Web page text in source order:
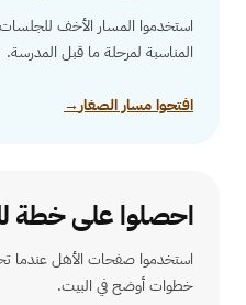
استخدموا المسار الأخف للجلسات
المناسبة لمرحلة ما قبل المدرسة.
افتحوا مسار الصغار →
احصلوا على خطة
استخدموا صفحات الأهل عندما
خطوات أوضح في البيت.